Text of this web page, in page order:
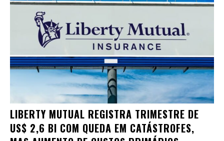
LIBERTY MUTUAL REGISTRA TRIMESTRE DE
US$ 2,6 BI COM QUEDA EM CATÁSTROFES,